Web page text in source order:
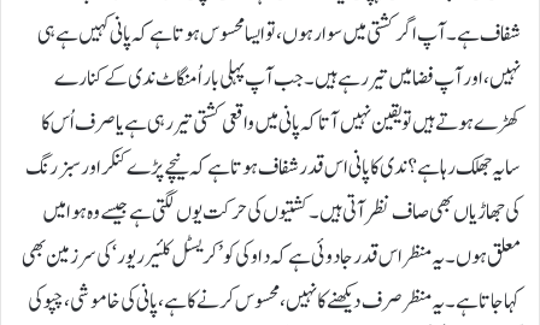
شفاف ہے۔ آپ اگر کشتی میں سوار ہوں، تو ایسا محسوس ہوتا ہے کہ پانی کہیں ہےہی
نہیں، اور آپ فضا میں تیر رہے ہیں۔ جب آپ پہلی بار اُمنگاٹ ندی کے کنارے
کھڑے ہوتے ہیں تو یقین نہیں آتا کہ پانی میں واقعی کشتی تیر رہی ہے یا صرف اُس کا
سایہ جھلک رہا ہے؟ ندی کا پانی اس قدر شفاف ہوتا ہے کہ نیچے پڑے کنکر اور سبز رنگ
کی جھاڑیاں بھی صاف نظر آتی ہیں۔ کشتیوں کی حرکت یوں لگتی ہے جیسے وہ ہوا میں
معلق ہوں۔ یہ منظر اس قدر جادوئی ہے کہ داوکی کو ’کریسٹل کلئیر ریور‘ کی سرزمین بھی
کہا جاتا ہے۔ یہ منظر صرف دیکھنے کا نہیں، محسوس کرنے کا ہے، پانی کی خاموشی، چپو کی